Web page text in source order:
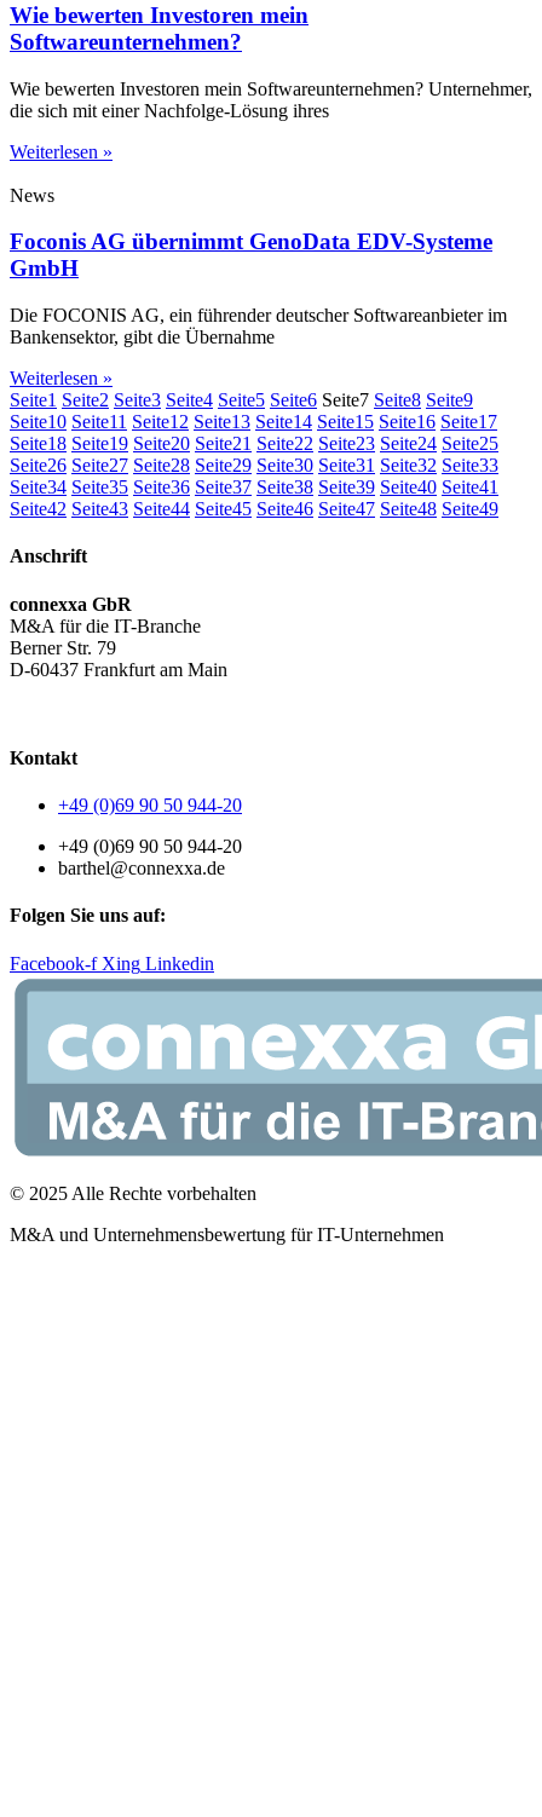
Wie bewerten Investoren mein
Softwareunternehmen?
Wie bewerten Investoren mein Softwareunternehmen? Unternehmer,
die sich mit einer Nachfolge-Lösung ihres
Weiterlesen »
News
Foconis AG übernimmt GenoData EDV-Systeme
GmbH
Die FOCONIS AG, ein führender deutscher Softwareanbieter im
Bankensektor, gibt die Übernahme
Weiterlesen »
Seite1 Seite2 Seite3 Seite4 Seite5 Seite6 Seite7 Seite8 Seite9
Seite10 Seite11 Seite12 Seite13 Seite14 Seite15 Seite16 Seite17
Seite18 Seite19 Seite20 Seite21 Seite22 Seite23 Seite24 Seite25
Seite26 Seite27 Seite28 Seite29 Seite30 Seite31 Seite32 Seite33
Seite34 Seite35 Seite36 Seite37 Seite38 Seite39 Seite40 Seite41
Seite42 Seite43 Seite44 Seite45 Seite46 Seite47 Seite48 Seite49
Anschrift
connexxa GbR
M&A für die IT-Branche
Berner Str. 79
D-60437 Frankfurt am Main
Kontakt
+49 (0)69 90 50 944-20
+49 (0)69 90 50 944-20
barthel@connexxa.de
Folgen Sie uns auf:
Facebook-f Xing Linkedin
© 2025 Alle Rechte vorbehalten
M&A und Unternehmensbewertung für IT-Unternehmen